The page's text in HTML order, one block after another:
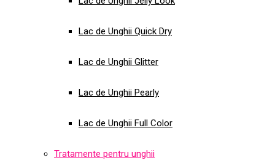
Lac de Unghii Quick Dry
Lac de Unghii Glitter
Lac de Unghii Pearly
Lac de Unghii Full Color
Tratamente pentru unghii